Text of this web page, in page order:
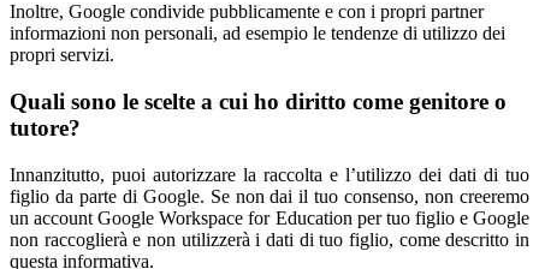
Inoltre, Google condivide pubblicamente e con i propri partner
informazioni non personali, ad esempio le tendenze di utilizzo dei
propri servizi.
Quali sono le scelte a cui ho diritto come genitore o
tutore?
Innanzitutto, puoi autorizzare la raccolta e l’utilizzo dei dati di tuo
figlio da parte di Google. Se non dai il tuo consenso, non creeremo
un account Google Workspace for Education per tuo figlio e Google
non raccoglierà e non utilizzerà i dati di tuo figlio, come descritto in
questa informativa.